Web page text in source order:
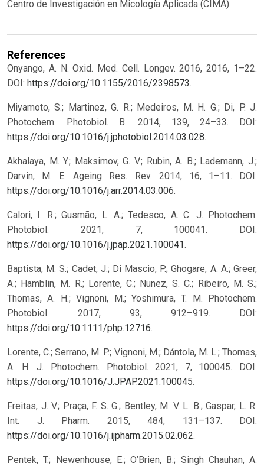
Centro de Investigación en Micología Aplicada (CIMA)
References
Onyango, A. N. Oxid. Med. Cell. Longev. 2016, 2016, 1–22.
DOI: https://doi.org/10.1155/2016/2398573.
Miyamoto, S.; Martinez, G. R.; Medeiros, M. H. G.; Di, P. J.
Photochem. Photobiol. B. 2014, 139, 24–33. DOI:
https://doi.org/10.1016/j.jphotobiol.2014.03.028.
Akhalaya, M. Y.; Maksimov, G. V.; Rubin, A. B.; Lademann, J.;
Darvin, M. E. Ageing Res. Rev. 2014, 16, 1–11. DOI:
https://doi.org/10.1016/j.arr.2014.03.006.
Calori, I. R.; Gusmão, L. A.; Tedesco, A. C. J. Photochem.
Photobiol. 2021, 7, 100041. DOI:
https://doi.org/10.1016/j.jpap.2021.100041.
Baptista, M. S.; Cadet, J.; Di Mascio, P.; Ghogare, A. A.; Greer,
A.; Hamblin, M. R.; Lorente, C.; Nunez, S. C.; Ribeiro, M. S.;
Thomas, A. H.; Vignoni, M.; Yoshimura, T. M. Photochem.
Photobiol. 2017, 93, 912–919. DOI:
https://doi.org/10.1111/php.12716.
Lorente, C.; Serrano, M. P.; Vignoni, M.; Dántola, M. L.; Thomas,
A. H. J. Photochem. Photobiol. 2021, 7, 100045. DOI:
https://doi.org/10.1016/J.JPAP.2021.100045.
Freitas, J. V.; Praça, F. S. G.; Bentley, M. V. L. B.; Gaspar, L. R.
Int. J. Pharm. 2015, 484, 131–137. DOI:
https://doi.org/10.1016/j.ijpharm.2015.02.062.
Pentek, T.; Newenhouse, E.; O’Brien, B.; Singh Chauhan, A.